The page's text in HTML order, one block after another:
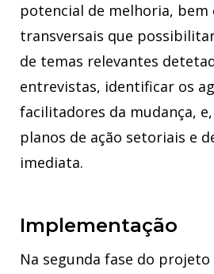
potencial de melhoria,
transversais que
de temas relevantes
entrevistas, identificar os
facilitadores da mudança,
planos de ação setoriais e
imediata.
Implementação
Na segunda fase do